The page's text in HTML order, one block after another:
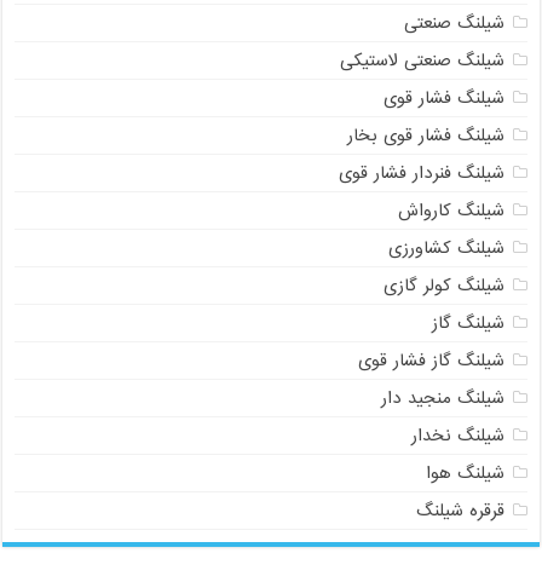
شیلنگ صنعتی
شیلنگ صنعتی لاستیکی
شیلنگ فشار قوی
شیلنگ فشار قوی بخار
شیلنگ فنردار فشار قوی
شیلنگ کارواش
شیلنگ کشاورزی
شیلنگ کولر گازی
شیلنگ گاز
شیلنگ گاز فشار قوی
شیلنگ منجید دار
شیلنگ نخدار
شیلنگ هوا
قرقره شیلنگ